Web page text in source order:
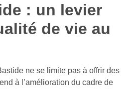
: un levier
de vie au
ne se limite pas à offrir des
à l’amélioration du cadre de